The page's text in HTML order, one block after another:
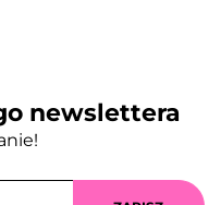
newslettera